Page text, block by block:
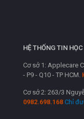
HỆ THỐNG TIN
Cơ sở 1: Applecare
- P9 - Q10 - TP HCM.
Cơ sở 2: 263/3
0982.698.168 Chỉ